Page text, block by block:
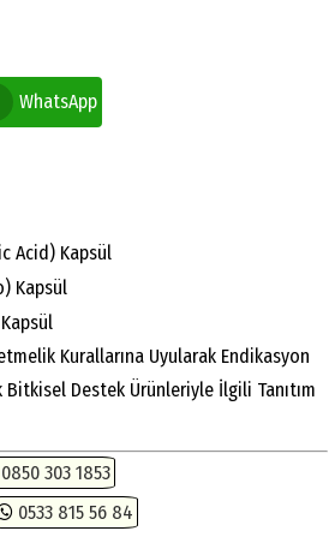
WhatsApp
Acid) Kapsül
Kapsül
Kurallarına Uyularak Endikasyon
Bitkisel Destek Ürünleriyle İlgili Tanıtım
0850 303 1853
0533 815 56 84